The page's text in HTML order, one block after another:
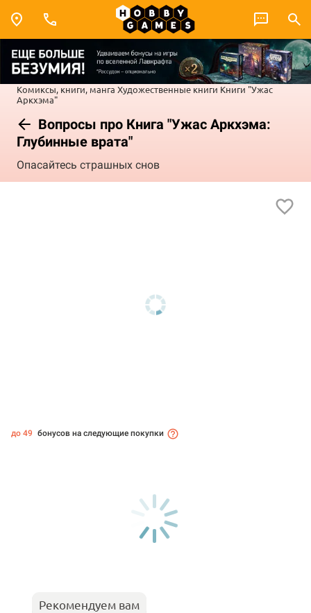
Комиксы, книги, манга Художественные книги Книги "Ужас
Аркхэма"
Вопросы про Книга "Ужас Аркхэма:
Глубинные врата"
Опасайтесь страшных снов
до 49 бонусов на следующие покупки
Рекомендуем вам